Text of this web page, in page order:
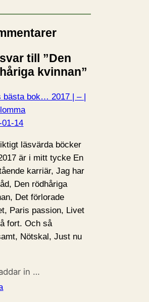
till ”Den
kvinnan”
bästa bok… 2017 | – |
01-14
läsvärda böcker
är i mitt tycke En
karriär, Jag har
Den rödhåriga
Det förlorade
Paris passion, Livet
fort. Och så
Nötskal, Just nu
in …